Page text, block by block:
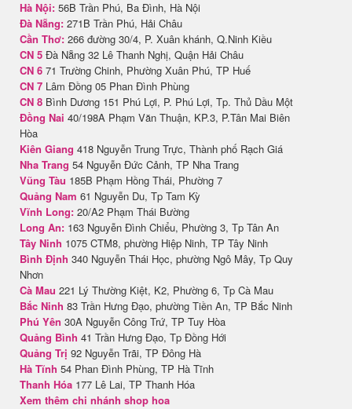
Hà Nội: 56B Trần Phú, Ba Đình, Hà Nội
Đà Nẵng: 271B Trần Phú, Hải Châu
Cần Thơ: 266 đường 30/4, P. Xuân khánh, Q.Ninh Kiều
CN 5 Đà Nẵng 32 Lê Thanh Nghị, Quận Hải Châu
CN 6 71 Trường Chinh, Phường Xuân Phú, TP Huế
CN 7 Lâm Đồng 05 Phan Đình Phùng
CN 8 Bình Dương 151 Phú Lợi, P. Phú Lợi, Tp. Thủ Dầu Một
Đồng Nai 40/198A Phạm Văn Thuận, KP.3, P.Tân Mai Biên
Hòa
Kiên Giang 418 Nguyễn Trung Trực, Thành phố Rạch Giá
Nha Trang 54 Nguyễn Đức Cảnh, TP Nha Trang
Vũng Tàu 185B Phạm Hồng Thái, Phường 7
Quảng Nam 61 Nguyễn Du, Tp Tam Kỳ
Vĩnh Long: 20/A2 Phạm Thái Bường
Long An: 163 Nguyễn Đình Chiểu, Phường 3, Tp Tân An
Tây Ninh 1075 CTM8, phường Hiệp Ninh, TP Tây Ninh
Bình Định 340 Nguyễn Thái Học, phường Ngô Mây, Tp Quy
Nhơn
Cà Mau 221 Lý Thường Kiệt, K2, Phường 6, Tp Cà Mau
Bắc Ninh 83 Trần Hưng Đạo, phường Tiền An, TP Bắc Ninh
Phú Yên 30A Nguyễn Công Trứ, TP Tuy Hòa
Quảng Bình 41 Trần Hưng Đạo, Tp Đồng Hới
Quảng Trị 92 Nguyễn Trãi, TP Đông Hà
Hà Tĩnh 54 Phan Đình Phùng, TP Hà Tĩnh
Thanh Hóa 177 Lê Lai, TP Thanh Hóa
Xem thêm chi nhánh shop hoa